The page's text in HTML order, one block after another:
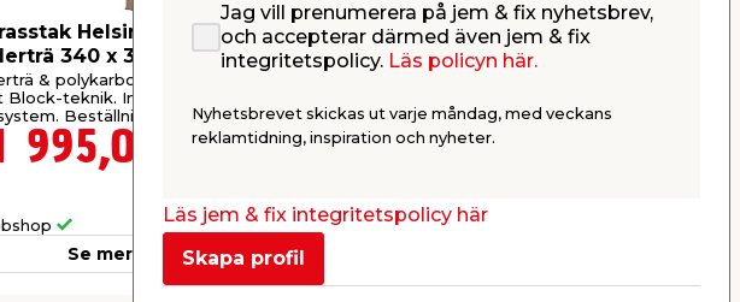
Helsinki
340 x 300 cm
by Palram
& polykarbonat med
Block-teknik. Inkl. dolt
Beställningsvara.
995,00
Se mer
Trädgårdskontor
Copenhagen 351 x 287 cm
taklucka, solskydd & dubbeldörr.
Beställningsvara.
115 995,00
Webbshop
Jag vill prenumerera på jem & fix nyhetsbrev,
och accepterar därmed även jem & fix
integritetspolicy. Läs policyn här.
Nyhetsbrevet skickas ut varje måndag, med veckans
reklamtidning, inspiration och nyheter.
Läs jem & fix integritetspolicy här
Skapa profil